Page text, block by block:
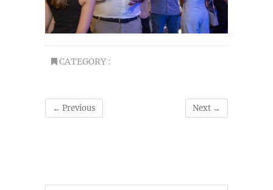
CATEGORY :
← Previous Next →